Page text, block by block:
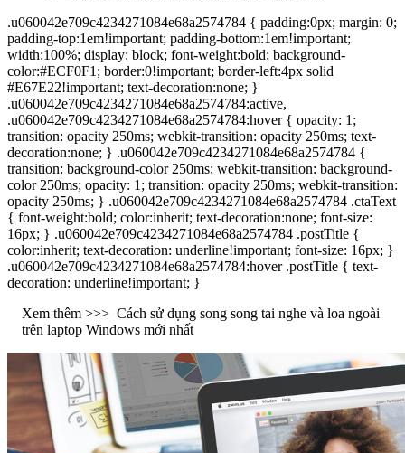
.u060042e709c4234271084e68a2574784 { padding:0px; margin: 0;
padding-top:1em!important; padding-bottom:1em!important;
width:100%; display: block; font-weight:bold; background-
color:#ECF0F1; border:0!important; border-left:4px solid
#E67E22!important; text-decoration:none; }
.u060042e709c4234271084e68a2574784:active,
.u060042e709c4234271084e68a2574784:hover { opacity: 1;
transition: opacity 250ms; webkit-transition: opacity 250ms; text-
decoration:none; } .u060042e709c4234271084e68a2574784 {
transition: background-color 250ms; webkit-transition: background-
color 250ms; opacity: 1; transition: opacity 250ms; webkit-transition:
opacity 250ms; } .u060042e709c4234271084e68a2574784 .ctaText
{ font-weight:bold; color:inherit; text-decoration:none; font-size:
16px; } .u060042e709c4234271084e68a2574784 .postTitle {
color:inherit; text-decoration: underline!important; font-size: 16px; }
.u060042e709c4234271084e68a2574784:hover .postTitle { text-
decoration: underline!important; }
Xem thêm >>> Cách sử dụng song song tai nghe và loa ngoài
trên laptop Windows mới nhất